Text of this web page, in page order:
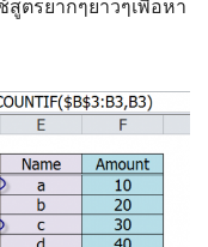
สูตรยากๆยาวๆเพื่อหา